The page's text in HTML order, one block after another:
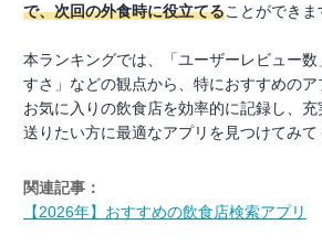
で、次回の外食時に役立てることができま
本ランキングでは、「ユーザーレビュー
すさ」などの観点から、特におすすめのア
お気に入りの飲食店を効率的に記録し、
送りたい方に最適なアプリを見つけてみて
関連記事：
【2026年】おすすめの飲食店検索アプリ